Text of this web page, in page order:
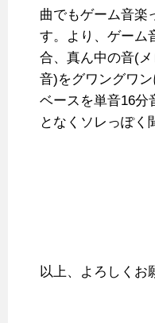
曲でもゲーム音楽
す。より、ゲーム
合、真ん中の音(
音)をグワングワン
ベースを単音16分
となくソレっぽく
以上、よろしくお